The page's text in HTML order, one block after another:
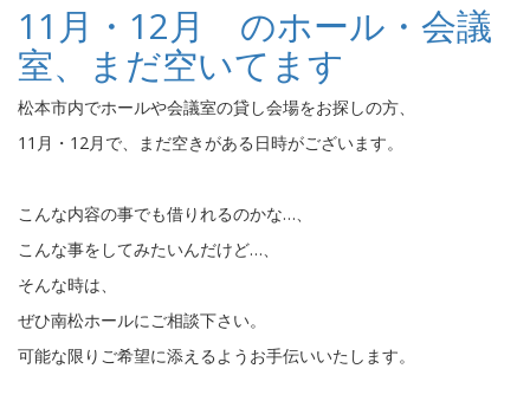
11月・12月 のホール・会議
室、まだ空いてます
松本市内でホールや会議室の貸し会場をお探しの方、
11月・12月で、まだ空きがある日時がございます。
こんな内容の事でも借りれるのかな…、
こんな事をしてみたいんだけど…、
そんな時は、
ぜひ南松ホールにご相談下さい。
可能な限りご希望に添えるようお手伝いいたします。